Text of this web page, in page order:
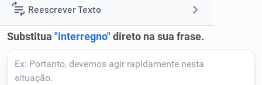
Reescrever Texto
Resumir Texto
Corrigir Texto